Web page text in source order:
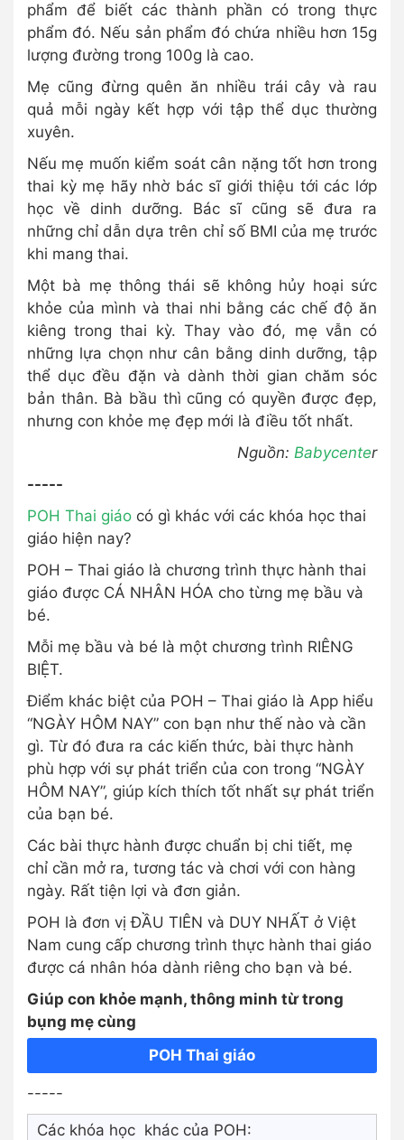
phẩm để biết các thành phần có trong thực
phẩm đó. Nếu sản phẩm đó chứa nhiều hơn 15g
lượng đường trong 100g là cao.
Mẹ cũng đừng quên ăn nhiều trái cây và rau
quả mỗi ngày kết hợp với tập thể dục thường
xuyên.
Nếu mẹ muốn kiểm soát cân nặng tốt hơn trong
thai kỳ mẹ hãy nhờ bác sĩ giới thiệu tới các lớp
học về dinh dưỡng. Bác sĩ cũng sẽ đưa ra
những chỉ dẫn dựa trên chỉ số BMI của mẹ trước
khi mang thai.
Một bà mẹ thông thái sẽ không hủy hoại sức
khỏe của mình và thai nhi bằng các chế độ ăn
kiêng trong thai kỳ. Thay vào đó, mẹ vẫn có
những lựa chọn như cân bằng dinh dưỡng, tập
thể dục đều đặn và dành thời gian chăm sóc
bản thân. Bà bầu thì cũng có quyền được đẹp,
nhưng con khỏe mẹ đẹp mới là điều tốt nhất.
Nguồn: Babycenter
-----
POH Thai giáo có gì khác với các khóa học thai
giáo hiện nay?
POH – Thai giáo là chương trình thực hành thai
giáo được CÁ NHÂN HÓA cho từng mẹ bầu và
bé.
Mỗi mẹ bầu và bé là một chương trình RIÊNG
BIỆT.
Điểm khác biệt của POH – Thai giáo là App hiểu
“NGÀY HÔM NAY” con bạn như thế nào và cần
gì. Từ đó đưa ra các kiến thức, bài thực hành
phù hợp với sự phát triển của con trong “NGÀY
HÔM NAY”, giúp kích thích tốt nhất sự phát triển
của bạn bé.
Các bài thực hành được chuẩn bị chi tiết, mẹ
chỉ cần mở ra, tương tác và chơi với con hàng
ngày. Rất tiện lợi và đơn giản.
POH là đơn vị ĐẦU TIÊN và DUY NHẤT ở Việt
Nam cung cấp chương trình thực hành thai giáo
được cá nhân hóa dành riêng cho bạn và bé.
Giúp con khỏe mạnh, thông minh từ trong
bụng mẹ cùng
POH Thai giáo
-----
Các khóa học khác của POH: